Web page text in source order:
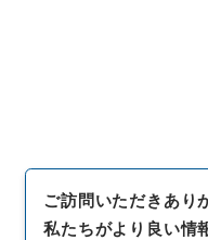
ご訪問いただきあり
私たちがより良い情